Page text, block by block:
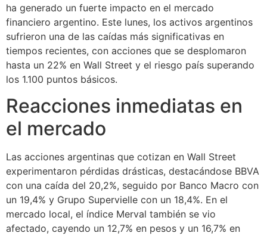
ha generado un fuerte impacto en el mercado
financiero argentino. Este lunes, los activos argentinos
sufrieron una de las caídas más significativas en
tiempos recientes, con acciones que se desplomaron
hasta un 22% en Wall Street y el riesgo país superando
los 1.100 puntos básicos.
Reacciones inmediatas en
el mercado
Las acciones argentinas que cotizan en Wall Street
experimentaron pérdidas drásticas, destacándose BBVA
con una caída del 20,2%, seguido por Banco Macro con
un 19,4% y Grupo Supervielle con un 18,4%. En el
mercado local, el índice Merval también se vio
afectado, cayendo un 12,7% en pesos y un 16,7% en